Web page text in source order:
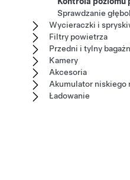
Sprawdzanie
Wycieraczki i
Filtry powietrza
Przedni i tylny
Kamery
Akcesoria
Akumulator niskiego
Ładowanie